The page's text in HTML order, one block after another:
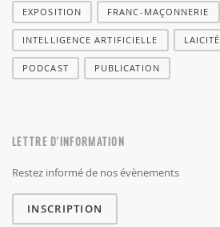
EXPOSITION FRANC-MAÇONNERIE
INTELLIGENCE ARTIFICIELLE LAICITÉ
PODCAST PUBLICATION
LETTRE D'INFORMATION
Restez informé de nos évènements
INSCRIPTION